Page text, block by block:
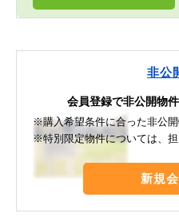
非公
会員登録で非公開物
※購入希望条件に合った非公開
※特別限定物件については、担
新規